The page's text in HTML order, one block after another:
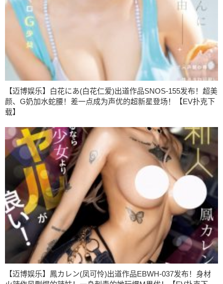
【迈博娱乐】白花にあ(白花仁爱)出道作品SNOS-155发布！超美
颜、G奶加水蛇腰！差一点成为声优的超新星登场！【EV扑克下
载】
【迈博娱乐】鳳カレン(凤可怜)出道作品EBWH-037发布！身材